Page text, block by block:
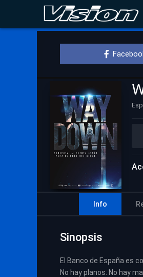
Info
Sinopsis
El Banco de España es
No hay planos. No hay